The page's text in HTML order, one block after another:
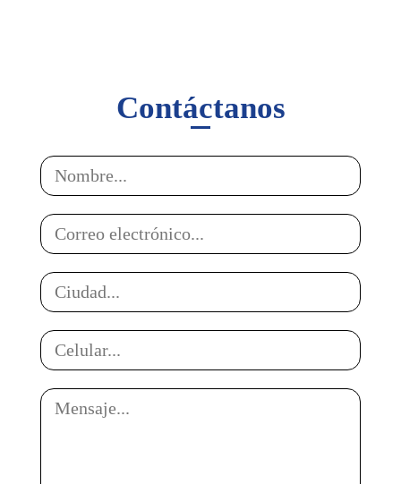
Contáctanos